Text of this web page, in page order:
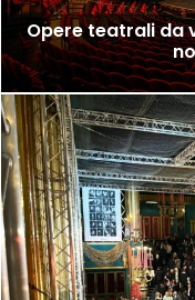
Opere teatrali da